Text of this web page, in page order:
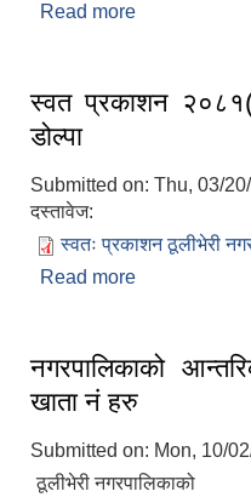
Read more
स्वत प्रकाशन
डोल्पा
Submitted on: Thu, 03/
दस्तावेज:
स्वतः प्रकाशन ठूलीभेरी
Read more
नगरपालिकाको
खाता नं हरु
Submitted on: Mon, 10/
ठूलीभेरी नगरपालिकाको